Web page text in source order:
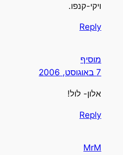
ויקי-קנפו.
Reply
מוסיף
7 באוגוסט, 2006
אלון- לול!
Reply
MrM